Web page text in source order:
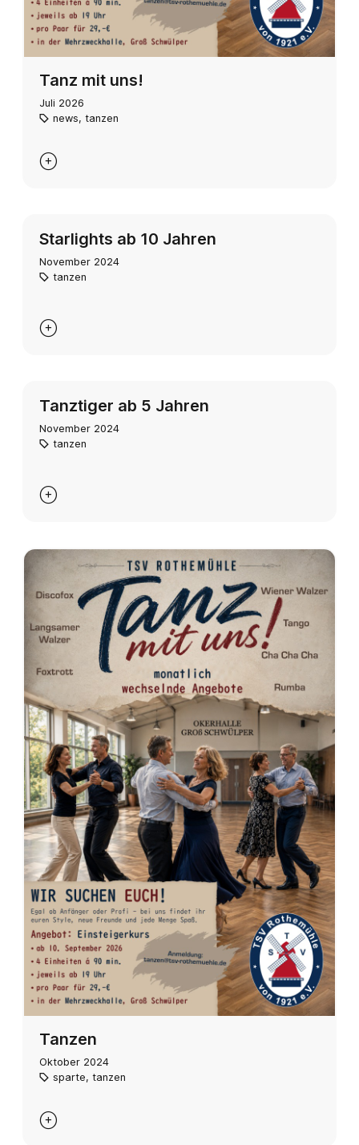
Tanz mit uns!
Juli 2026
news, tanzen

Starlights ab 10 Jahren
November 2024
tanzen

Tanztiger ab 5 Jahren
November 2024
tanzen

Tanzen
Oktober 2024
sparte, tanzen
